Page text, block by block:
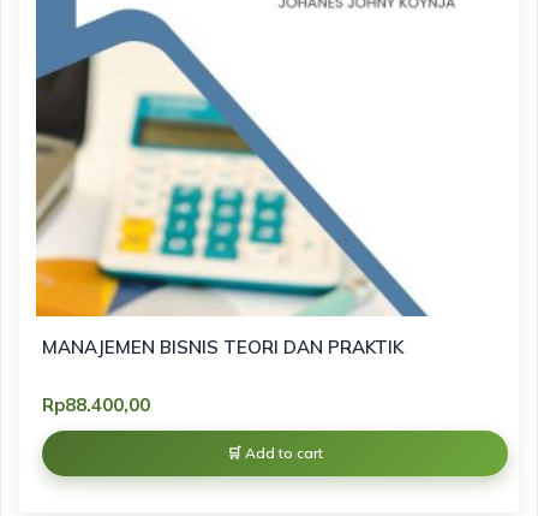
MANAJEMEN BISNIS TEORI DAN PRAKTIK
Rp88.400,00
Add to cart